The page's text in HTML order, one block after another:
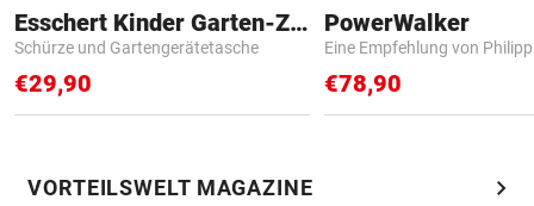
Esschert Kinder Garten-Zubehör
Schürze und Gartengerätetasche
€29,90
PowerWalker
Eine Empfehlung von
€78,90
VORTEILSWELT MAGAZINE chevron_right